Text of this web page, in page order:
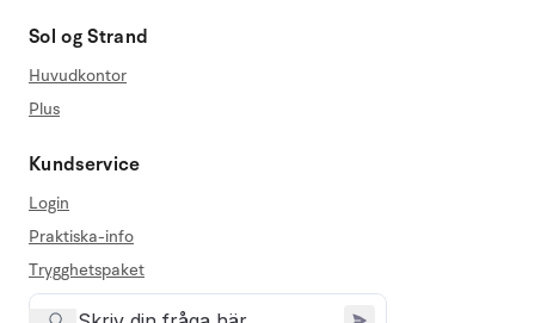
Sol og Strand
Huvudkontor
Plus
Kundservice
Login
Praktiska-info
Trygghetspaket